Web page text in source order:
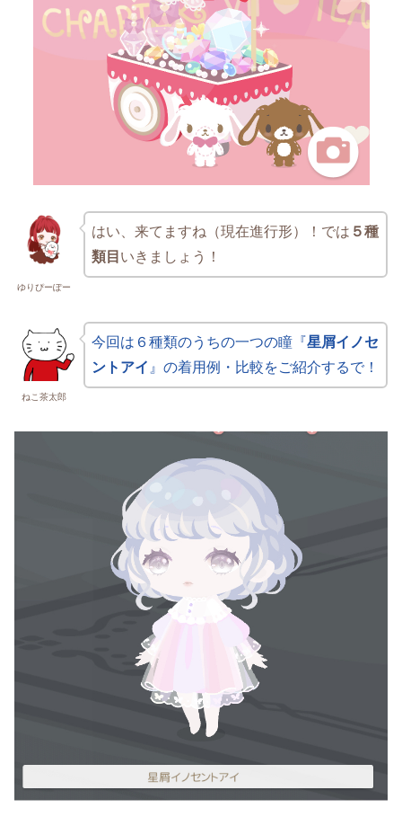
ゆりぴーぽー
はい、来てますね（現在進行形）！では ５種
類目 いきましょう！
ねこ茶太郎
今回は６種類のうちの一つの瞳『星屑イノセ
ントアイ 』の着用例・比較をご紹介するで！